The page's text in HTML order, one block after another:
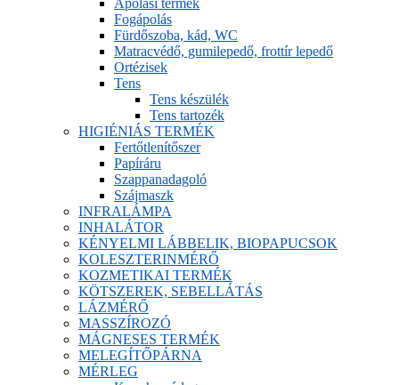
Fogápolás
Fürdőszoba, kád, WC
Matracvédő, gumilepedő, frottír lepedő
Ortézisek
Tens
Tens készülék
Tens tartozék
HIGIÉNIÁS TERMÉK
Fertőtlenítőszer
Papíráru
Szappanadagoló
Szájmaszk
INFRALÁMPA
INHALÁTOR
KÉNYELMI LÁBBELIK, BIOPAPUCSOK
KOLESZTERINMÉRŐ
KOZMETIKAI TERMÉK
KÖTSZEREK, SEBELLÁTÁS
LÁZMÉRŐ
MASSZÍROZÓ
MÁGNESES TERMÉK
MELEGÍTŐPÁRNA
MÉRLEG